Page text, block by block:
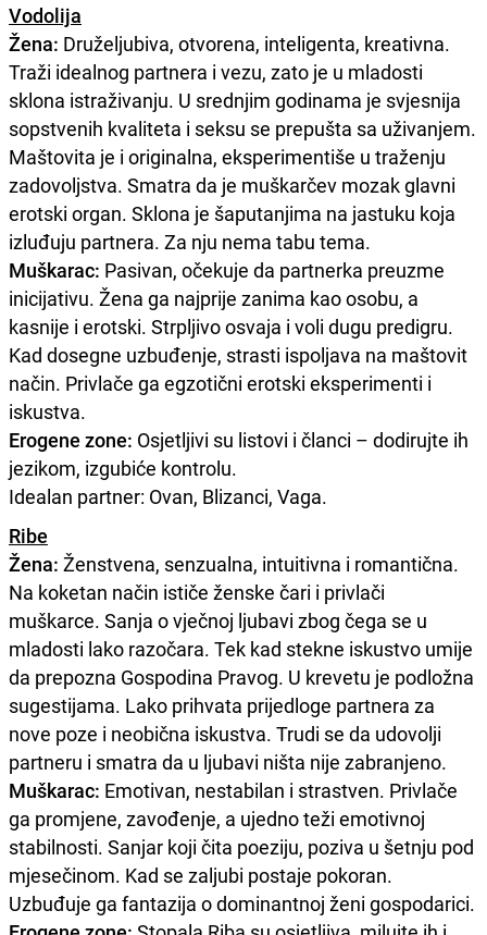
Vodolija
Žena: Druželjubiva, otvorena, inteligenta, kreativna.
Traži idealnog partnera i vezu, zato je u mladosti
sklona istraživanju. U srednjim godinama je svjesnija
sopstvenih kvaliteta i seksu se prepušta sa uživanjem.
Maštovita je i originalna, eksperimentiše u traženju
zadovoljstva. Smatra da je muškarčev mozak glavni
erotski organ. Sklona je šaputanjima na jastuku koja
izluđuju partnera. Za nju nema tabu tema.
Muškarac: Pasivan, očekuje da partnerka preuzme
inicijativu. Žena ga najprije zanima kao osobu, a
kasnije i erotski. Strpljivo osvaja i voli dugu predigru.
Kad dosegne uzbuđenje, strasti ispoljava na maštovit
način. Privlače ga egzotični erotski eksperimenti i
iskustva.
Erogene zone: Osjetljivi su listovi i članci – dodirujte ih
jezikom, izgubiće kontrolu.
Idealan partner: Ovan, Blizanci, Vaga.
Ribe
Žena: Ženstvena, senzualna, intuitivna i romantična.
Na koketan način ističe ženske čari i privlači
muškarce. Sanja o vječnoj ljubavi zbog čega se u
mladosti lako razočara. Tek kad stekne iskustvo umije
da prepozna Gospodina Pravog. U krevetu je podložna
sugestijama. Lako prihvata prijedloge partnera za
nove poze i neobična iskustva. Trudi se da udovolji
partneru i smatra da u ljubavi ništa nije zabranjeno.
Muškarac: Emotivan, nestabilan i strastven. Privlače
ga promjene, zavođenje, a ujedno teži emotivnoj
stabilnosti. Sanjar koji čita poeziju, poziva u šetnju pod
mjesečinom. Kad se zaljubi postaje pokoran.
Uzbuđuje ga fantazija o dominantnoj ženi gospodarici.